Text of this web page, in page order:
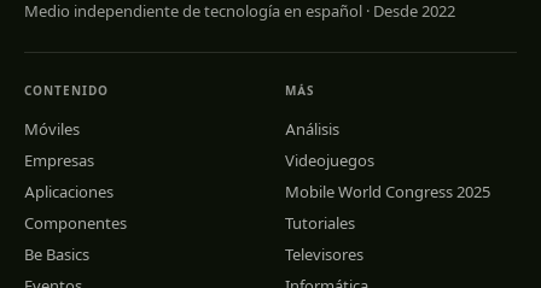
Medio independiente de tecnología en español · Desde 2022
CONTENIDO
Móviles
Empresas
Aplicaciones
Componentes
Be Basics
MÁS
Análisis
Videojuegos
Mobile World Congress 2025
Tutoriales
Televisores